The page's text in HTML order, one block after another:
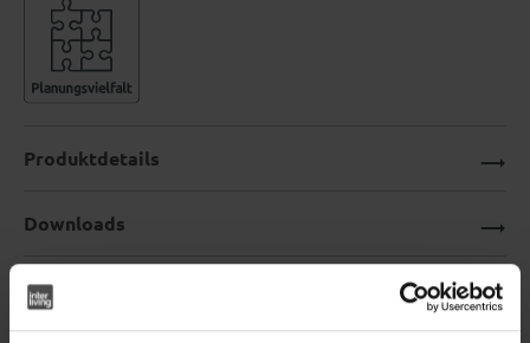
Bettgestell aus der Interliving
Produktdetails
Downloads